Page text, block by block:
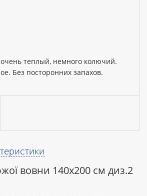
вовни 140х200 см диз.2
теплый, немного колючий.
Без посторонних запахов.